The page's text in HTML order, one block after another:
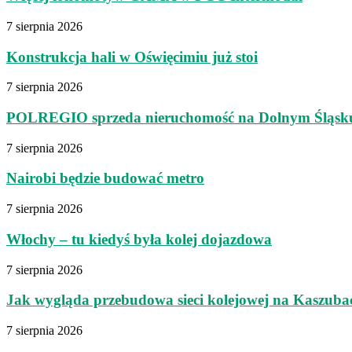
7 sierpnia 2026
Konstrukcja hali w Oświęcimiu już stoi
7 sierpnia 2026
POLREGIO sprzeda nieruchomość na Dolnym
7 sierpnia 2026
Nairobi będzie budować metro
7 sierpnia 2026
Włochy – tu kiedyś była kolej dojazdowa
7 sierpnia 2026
Jak wygląda przebudowa sieci kolejowej na
7 sierpnia 2026